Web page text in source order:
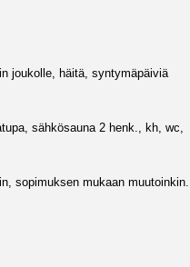
joukolle, häitä, syntymäpäiviä
sähkösauna 2 henk., kh, wc,
sopimuksen mukaan muutoinkin.